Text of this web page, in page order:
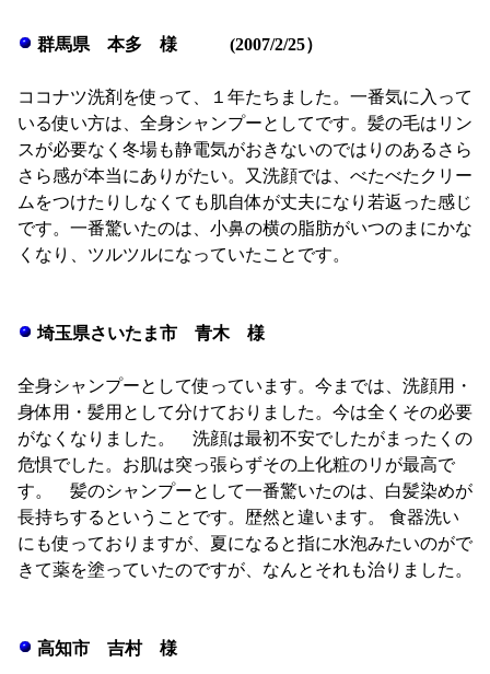
群馬県 本多 様 (2007/2/25）
ココナツ洗剤を使って、１年たちました。一番気に入って
いる使い方は、全身シャンプーとしてです。髪の毛はリン
スが必要なく冬場も静電気がおきないのではりのあるさら
さら感が本当にありがたい。又洗顔では、べたべたクリー
ムをつけたりしなくても肌自体が丈夫になり若返った感じ
です。一番驚いたのは、小鼻の横の脂肪がいつのまにかな
くなり、ツルツルになっていたことです。
埼玉県さいたま市 青木 様
全身シャンプーとして使っています。今までは、洗顔用・
身体用・髪用として分けておりました。今は全くその必要
がなくなりました。 洗顔は最初不安でしたがまったくの
危惧でした。お肌は突っ張らずその上化粧のリが最高で
す。 髪のシャンプーとして一番驚いたのは、白髪染めが
長持ちするということです。歴然と違います。 食器洗い
にも使っておりますが、夏になると指に水泡みたいのがで
きて薬を塗っていたのですが、なんとそれも治りました。
高知市 吉村 様